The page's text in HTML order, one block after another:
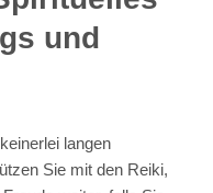
und
langen
Sie mit den Reiki,